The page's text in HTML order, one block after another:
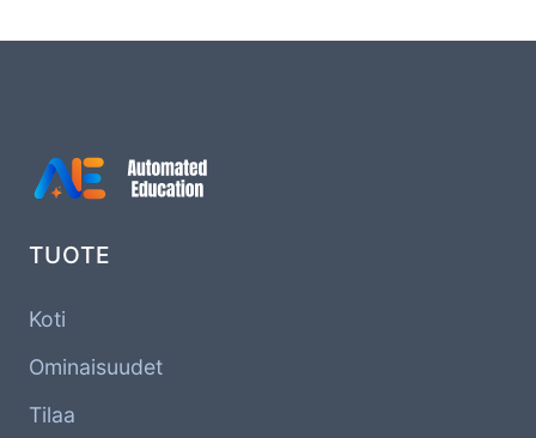
TUOTE
Koti
Ominaisuudet
Tilaa